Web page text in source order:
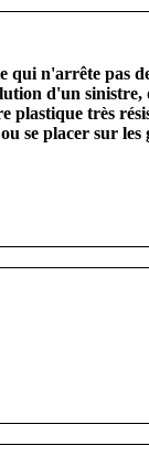
n'arrête pas
d'un
très
se placer sur